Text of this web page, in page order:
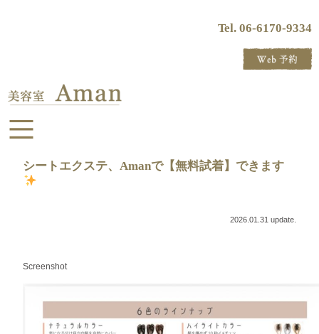
Tel. 06-6170-9334
シートエクステ、Amanで【無料試着】できます
2026.01.31 update.
Screenshot